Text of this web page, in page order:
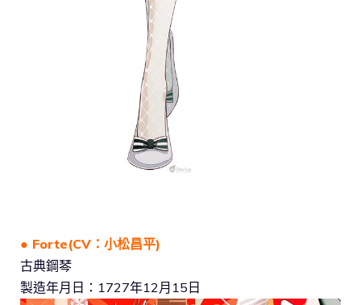
● Forte(CV：小松昌平)
古典鋼琴
製造年月日：1727年12月15日